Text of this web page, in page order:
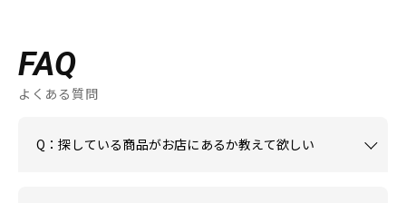
FAQ
よくある質問
Q：探している商品がお店にあるか教えて欲しい